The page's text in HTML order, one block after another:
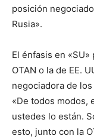
posición
Rusia».
El énfasis en
OTAN o la de EE.
negociadora de
«De todos modos,
ustedes lo están.
esto, junto con la